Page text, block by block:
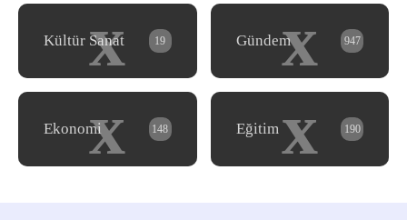
x
Kültür Sanat 19 x
Gündem 947
x
Ekonomi 148 x
Eğitim 190